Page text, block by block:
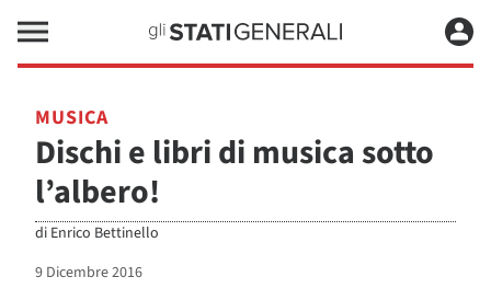
MUSICA
Dischi e libri di musica sotto
l’albero!
di Enrico Bettinello
9 Dicembre 2016